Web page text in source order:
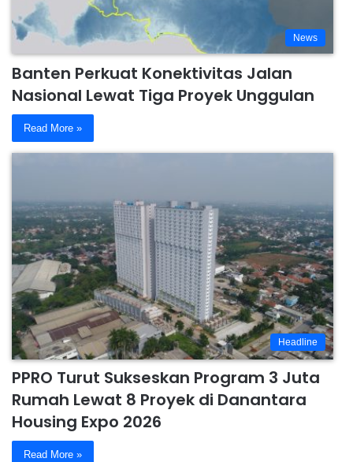
News
Banten Perkuat Konektivitas Jalan
Nasional Lewat Tiga Proyek Unggulan
Read More »
Headline
PPRO Turut Sukseskan Program 3 Juta
Rumah Lewat 8 Proyek di Danantara
Housing Expo 2026
Read More »